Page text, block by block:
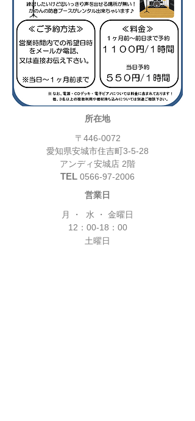
所在地
〒446-0072
愛知県安城市住吉町3-5-28
​アンディ安城店 2階
TEL 0566-97-2006
営業日
月 ・ 水 ・ 金曜日
12：00-18：00
土曜日